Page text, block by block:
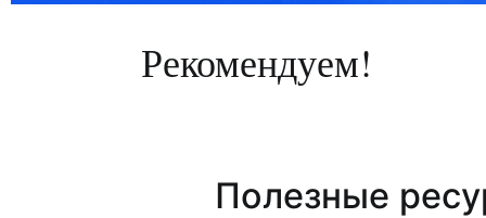
Рекомендуем!
Полезные